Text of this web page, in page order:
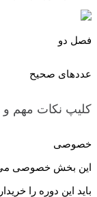
فصل دو
عددهای صحیح
کلیپ نکات مهم
خصوصی
این بخش خصوصی می
باید این دوره را